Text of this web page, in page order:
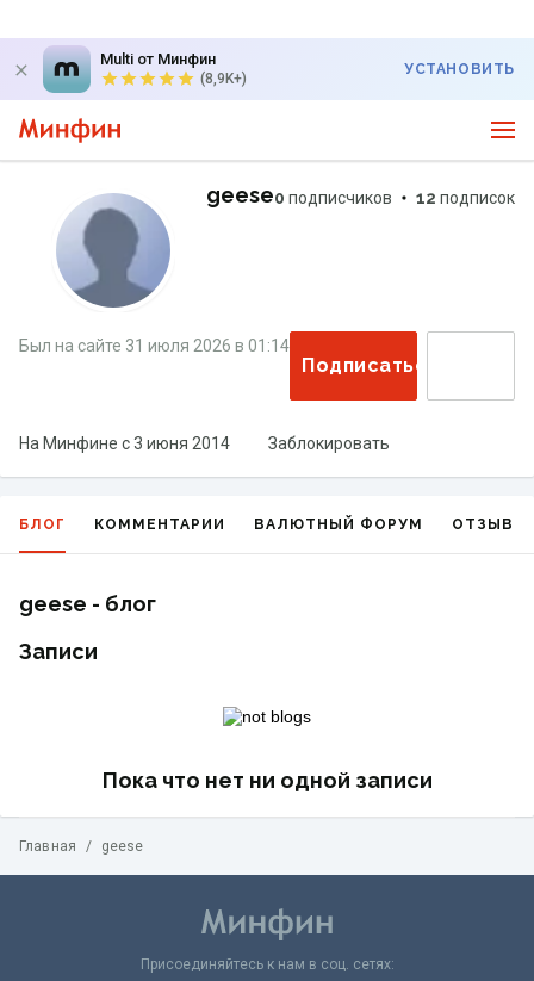
Multi от Минфин
(8,9K+)
УСТАНОВИТЬ
geese0 подписчиков 12 подписок
Был на сайте 31 июля 2026 в 01:14
Подписаться
На Минфине с3 июня 2014 Заблокировать
БЛОГ КОММЕНТАРИИ ВАЛЮТНЫЙ ФОРУМ ОТЗЫВЫ
geese - блог
Записи
Пока что нет ни одной записи
Главная / geese
Присоединяйтесь к нам в соц. сетях: